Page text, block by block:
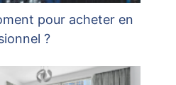
pour acheter en
?